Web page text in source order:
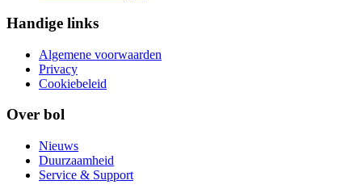
Handige links
Algemene voorwaarden
Privacy
Cookiebeleid
Over bol
Nieuws
Duurzaamheid
Service & Support